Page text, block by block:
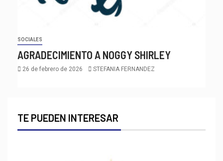
SOCIALES
AGRADECIMIENTO A NOGGY SHIRLEY
26 de febrero de 2026 STEFANIA FERNANDEZ
TE PUEDEN INTERESAR